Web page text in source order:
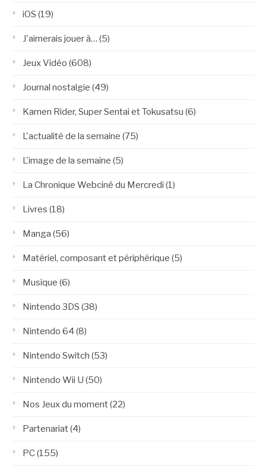
iOS (19)
J'aimerais jouer à… (5)
Jeux Vidéo (608)
Journal nostalgie (49)
Kamen Rider, Super Sentai et Tokusatsu (6)
L'actualité de la semaine (75)
L'image de la semaine (5)
La Chronique Webciné du Mercredi (1)
Livres (18)
Manga (56)
Matériel, composant et périphérique (5)
Musique (6)
Nintendo 3DS (38)
Nintendo 64 (8)
Nintendo Switch (53)
Nintendo Wii U (50)
Nos Jeux du moment(22)
Partenariat(4)
PC(155)